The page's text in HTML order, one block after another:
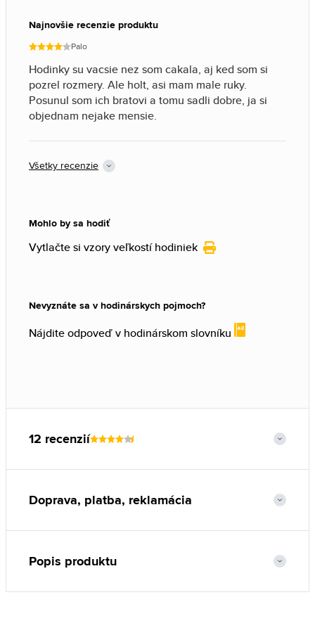
Najnovšie recenzie produktu
Palo
Hodinky su vacsie nez som cakala, aj ked som si
pozrel rozmery. Ale holt, asi mam male ruky.
Posunul som ich bratovi a tomu sadli dobre, ja si
objednam nejake mensie.
Všetky recenzie
Mohlo by sa hodiť
Vytlačte si vzory veľkostí hodiniek
Nevyznáte sa v hodinárskych pojmoch?
Nájdite odpoveď v hodinárskom slovníku
12 recenzií
Doprava, platba, reklamácia
Popis produktu